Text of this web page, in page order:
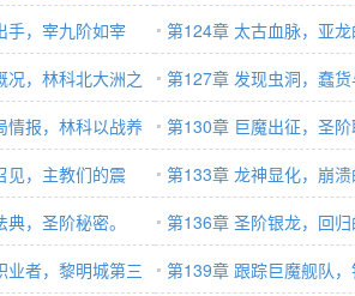
手，宰九阶如宰
第124章 太古血脉，亚
况，林科北大洲之
第127章 发现虫洞，蠢
人们
情报，林科以战养
第130章 巨魔出征，圣
息
见，主教们的震
第133章 龙神显化，崩
，圣阶秘密。
第136章 圣阶银龙，回
业者，黎明城第三
第139章 跟踪巨魔舰队